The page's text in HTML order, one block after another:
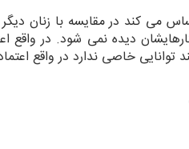
می کند در مقایسه با زنان
دیده نمی شود. در
خاصی ندارد در واقع